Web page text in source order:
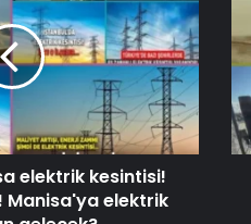
elektrik kesintisi!
Manisa'ya elektrik